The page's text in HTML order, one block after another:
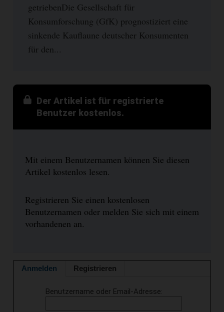
getriebenDie Gesellschaft für
Konsumforschung (GfK) prognostiziert eine
sinkende Kauflaune deutscher Konsumenten
für den...
Der Artikel ist für registrierte
Benutzer kostenlos.
Mit einem Benutzernamen können Sie diesen
Artikel kostenlos lesen.
Registrieren Sie einen kostenlosen
Benutzernamen oder melden Sie sich mit einem
vorhandenen an.
Anmelden Registrieren
Benutzername oder Email-Adresse